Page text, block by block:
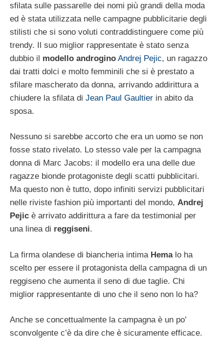
sfilata sulle passarelle dei nomi più grandi della moda
ed è stata utilizzata nelle campagne pubblicitarie degli
stilisti che si sono voluti contraddistinguere come più
trendy. Il suo miglior rappresentate è stato senza
dubbio il modello androgino Andrej Pejic, un ragazzo
dai tratti dolci e molto femminili che si è prestato a
sfilare mascherato da donna, arrivando addirittura a
chiudere la sfilata di Jean Paul Gaultier in abito da
sposa.
Nessuno si sarebbe accorto che era un uomo se non
fosse stato rivelato. Lo stesso vale per la campagna
donna di Marc Jacobs: il modello era una delle due
ragazze bionde protagoniste degli scatti pubblicitari.
Ma questo non è tutto, dopo infiniti servizi pubblicitari
nelle riviste fashion più importanti del mondo, Andrej
Pejic è arrivato addirittura a fare da testimonial per
una linea di reggiseni.
La firma olandese di biancheria intima Hemalo ha
scelto per essere il protagonista della campagna di un
reggiseno che aumenta il seno di due taglie. Chi
miglior rappresentante di uno che il seno non lo ha?
Anche se concettualmente la campagna è un po’
sconvolgente c’è da dire che è sicuramente efficace.